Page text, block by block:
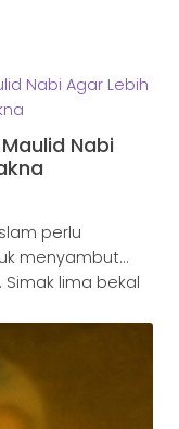
Nabi
perlu
menyambut
Simak lima bekal
memasuki
lahir ke